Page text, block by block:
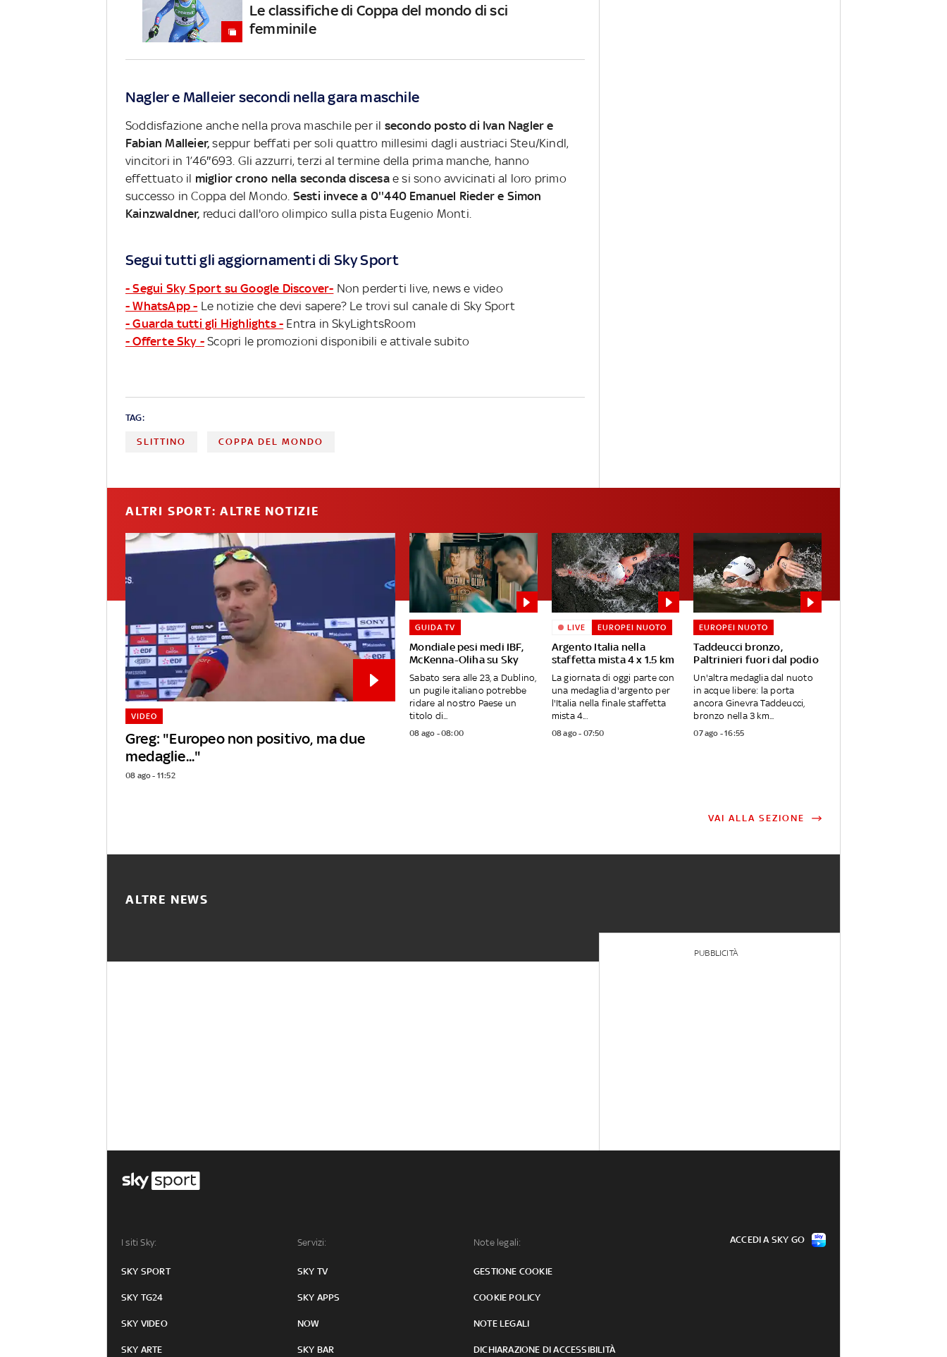
Le classifiche di Coppa del mondo di sci
femminile
Nagler e Malleier secondi nella gara maschile
Soddisfazione anche nella prova maschile per il secondo posto di Ivan Nagler e
Fabian Malleier,seppur beffati per soli quattro millesimi dagli austriaci Steu/Kindl,
vincitori in 1’46″693. Gli azzurri, terzi al termine della prima manche, hanno
effettuato il miglior crono nella seconda discesae si sono avvicinati al loro primo
successo in Coppa del Mondo. Sesti invece a 0''440 Emanuel Rieder e Simon
Kainzwaldner, reduci dall'oro olimpico sulla pista Eugenio Monti.
Segui tutti gli aggiornamenti di Sky Sport
- Segui Sky Sport su Google Discover- Non perderti live, news e video
- WhatsApp - Le notizie che devi sapere? Le trovi sul canale di Sky Sport
- Guarda tutti gli Highlights - Entra in SkyLightsRoom
- Offerte Sky - Scopri le promozioni disponibili e attivale subito
TAG:
SLITTINO COPPA DEL MONDO
ALTRI SPORT: ALTRE NOTIZIE
Greg: "Europeo non positivo, ma due
medaglie..."
VIDEO
08 ago - 11:52
Mondiale pesi medi IBF,
McKenna-Oliha su Sky
GUIDA TV
Sabato sera alle 23, a Dublino,
un pugile italiano potrebbe
ridare al nostro Paese un
titolo di...
08 ago - 08:00
Argento Italia nella
staffetta mista 4 x 1.5 km
LIVE EUROPEI NUOTO
La giornata di oggi parte con
una medaglia d'argento per
l'Italia nella finale staffetta
mista 4...
08 ago - 07:50
Taddeucci bronzo,
Paltrinieri fuori dal podio
EUROPEI NUOTO
Un'altra medaglia dal nuoto
in acque libere: la porta
ancora Ginevra Taddeucci,
bronzo nella 3 km...
07 ago - 16:55
VAI ALLA SEZIONE
ALTRE NEWS
PUBBLICITÀ
I siti Sky:
SKY SPORT
SKY TG24
SKY VIDEO
SKY ARTE
Servizi:
SKY TV
SKY APPS
NOW
SKY BAR
Note legali:
GESTIONE COOKIE
COOKIE POLICY
NOTE LEGALI
DICHIARAZIONE DI ACCESSIBILITÀ
ACCEDI A SKY GO